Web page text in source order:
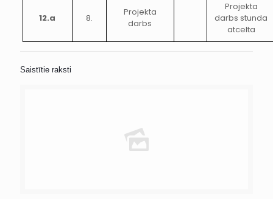
12.a 8.
Projekta
darbs
Projekta
darbs stunda
atcelta
Saistītie raksti